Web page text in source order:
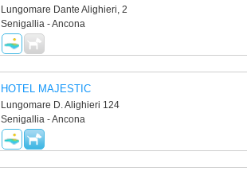
Lungomare Dante Alighieri, 2
Senigallia - Ancona
HOTEL MAJESTIC
Lungomare D. Alighieri 124
Senigallia - Ancona